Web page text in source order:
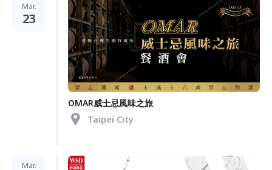
Mar.
23
OMAR威士忌風味之旅
Taipei City
Mar.